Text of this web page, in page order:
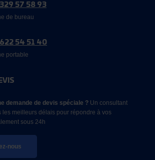
57 58 93
de bureau
54 51 40
portable
demande de devis spéciale ? Un consultant
les meilleurs délais pour répondre à vos
sous 24h
nous